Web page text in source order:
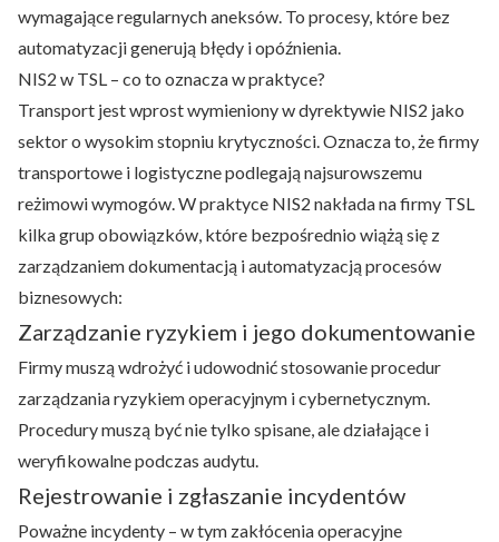
wymagające regularnych aneksów. To procesy, które bez
automatyzacji generują błędy i opóźnienia.
NIS2 w TSL – co to oznacza w praktyce?
Transport jest wprost wymieniony w dyrektywie NIS2 jako
sektor o wysokim stopniu krytyczności. Oznacza to, że firmy
transportowe i logistyczne podlegają najsurowszemu
reżimowi wymogów. W praktyce NIS2 nakłada na firmy TSL
kilka grup obowiązków, które bezpośrednio wiążą się z
zarządzaniem dokumentacją i automatyzacją procesów
biznesowych:
Zarządzanie ryzykiem i jego dokumentowanie
Firmy muszą wdrożyć i udowodnić stosowanie procedur
zarządzania ryzykiem operacyjnym i cybernetycznym.
Procedury muszą być nie tylko spisane, ale działające i
weryfikowalne podczas audytu.
Rejestrowanie i zgłaszanie incydentów
Poważne incydenty – w tym zakłócenia operacyjne